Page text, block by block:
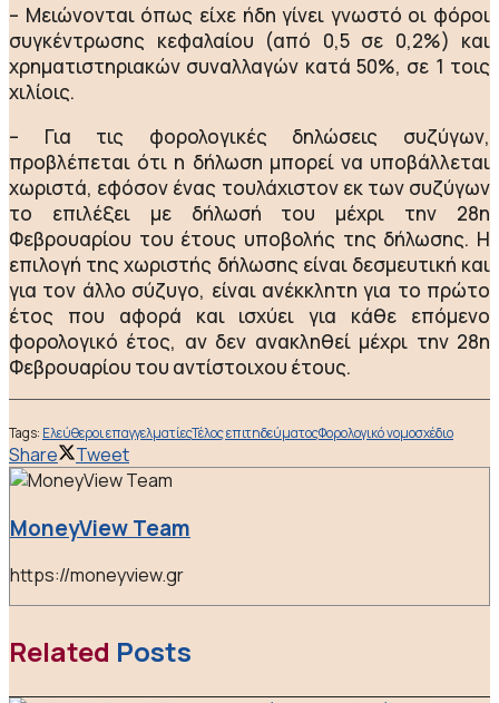
– Μειώνονται όπως είχε ήδη γίνει γνωστό οι φόροι
συγκέντρωσης κεφαλαίου (από 0,5 σε 0,2%) και
χρηματιστηριακών συναλλαγών κατά 50%, σε 1 τοις
χιλίοις.
– Για τις φορολογικές δηλώσεις συζύγων,
προβλέπεται ότι η δήλωση μπορεί να υποβάλλεται
χωριστά, εφόσον ένας τουλάχιστον εκ των συζύγων
το επιλέξει με δήλωσή του μέχρι την 28η
Φεβρουαρίου του έτους υποβολής της δήλωσης. Η
επιλογή της χωριστής δήλωσης είναι δεσμευτική και
για τον άλλο σύζυγο, είναι ανέκκλητη για το πρώτο
έτος που αφορά και ισχύει για κάθε επόμενο
φορολογικό έτος, αν δεν ανακληθεί μέχρι την 28η
Φεβρουαρίου του αντίστοιχου έτους.
Tags: Ελεύθεροι επαγγελματίεςΤέλος επιτηδεύματοςΦορολογικό νομοσχέδιο
Share Tweet
MoneyView Team
https://moneyview.gr
Related Posts